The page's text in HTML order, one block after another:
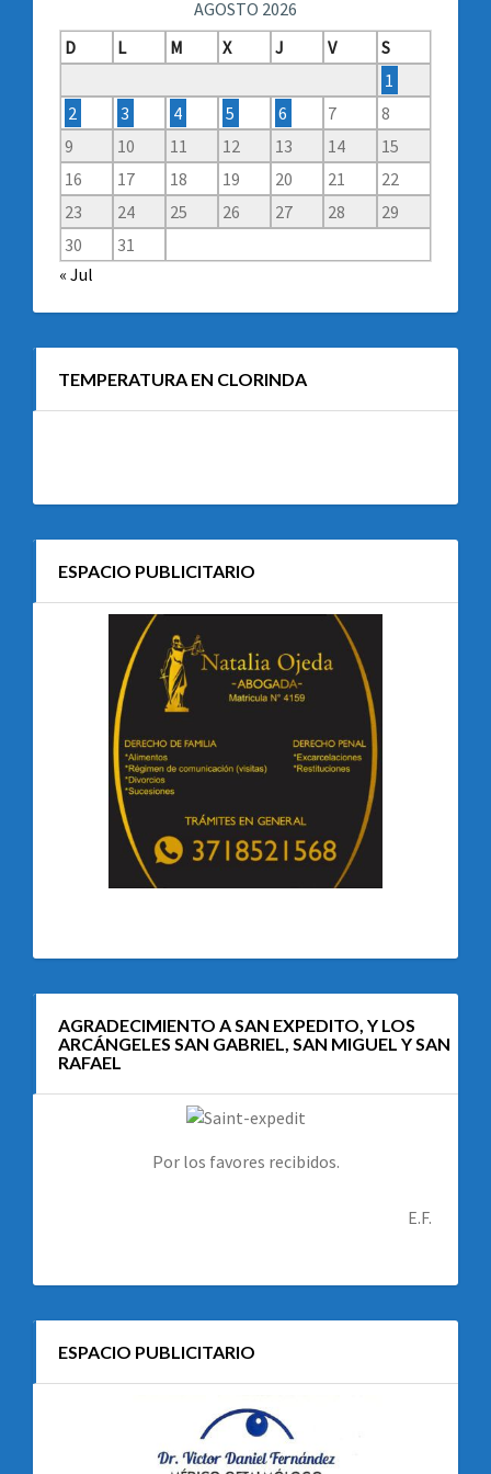
AGOSTO 2026
D
L M X J V
S
1
2
3 4 5 6 7
8
9
10 11 12 13 14
15
16
17 18 19 20 21
22
23
24 25 26 27 28
29
30
31
« Jul
TEMPERATURA EN CLORINDA
ESPACIO PUBLICITARIO
AGRADECIMIENTO A SAN EXPEDITO, Y LOS
ARCÁNGELES SAN GABRIEL, SAN MIGUEL Y SAN
RAFAEL
Por los favores recibidos.
E.F.
ESPACIO PUBLICITARIO